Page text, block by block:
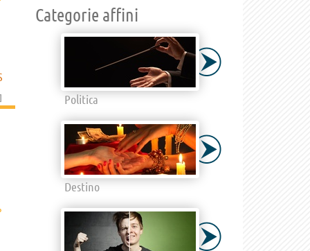
]
Categorie affini
Politica
Destino